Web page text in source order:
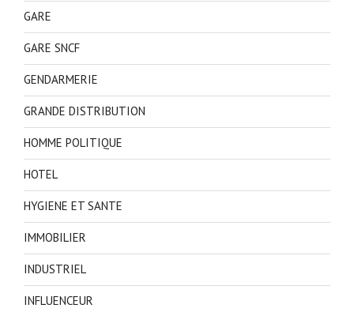
GARE
GARE SNCF
GENDARMERIE
GRANDE DISTRIBUTION
HOMME POLITIQUE
HOTEL
HYGIENE ET SANTE
IMMOBILIER
INDUSTRIEL
INFLUENCEUR